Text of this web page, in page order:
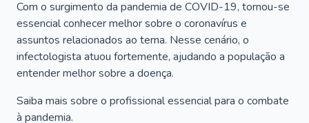
Com o surgimento da pandemia de COVID-19, tornou-se
essencial conhecer melhor sobre o coronavírus e
assuntos relacionados ao tema. Nesse cenário, o
infectologista atuou fortemente, ajudando a população a
entender melhor sobre a doença.
Saiba mais sobre o profissional essencial para o combate
à pandemia.